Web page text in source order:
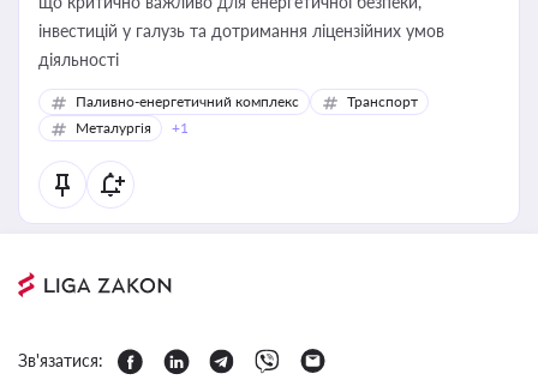
інвестицій у галузь та дотримання ліцензійних умов
діяльності
Паливно-енергетичний комплекс
Транспорт
Металургія
+1
Зв'язатися: